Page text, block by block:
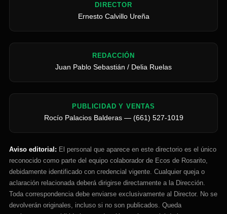
DIRECTOR
Ernesto Calvillo Ureña
REDACCIÓN
Juan Pablo Sebastián / Delia Ruelas
PUBLICIDAD Y VENTAS
Rocío Palacios Balderas — (661) 527-1019
Aviso editorial: El personal que aparece en este directorio es el único
reconocido como parte del equipo colaborador de Ecos de Rosarito,
debidamente identificado con credencial vigente. Cualquier queja o
aclaración relacionada deberá dirigirse directamente a la Dirección.
Toda correspondencia debe enviarse exclusivamente al Director. No se
devolverán originales, incluso si no son publicados. Queda